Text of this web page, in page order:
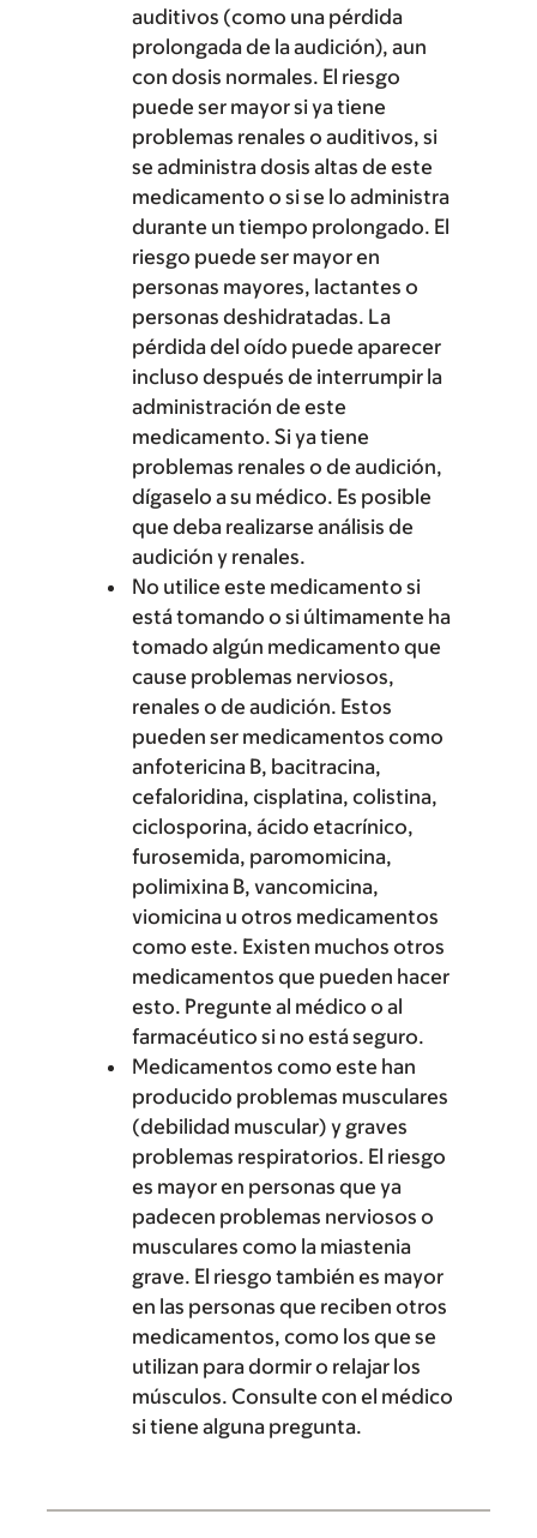
auditivos (como una pérdida
prolongada de la audición), aun
con dosis normales. El riesgo
puede ser mayor si ya tiene
problemas renales o auditivos, si
se administra dosis altas de este
medicamento o si se lo administra
durante un tiempo prolongado. El
riesgo puede ser mayor en
personas mayores, lactantes o
personas deshidratadas. La
pérdida del oído puede aparecer
incluso después de interrumpir la
administración de este
medicamento. Si ya tiene
problemas renales o de audición,
dígaselo a su médico. Es posible
que deba realizarse análisis de
audición y renales.
No utilice este medicamento si
está tomando o si últimamente ha
tomado algún medicamento que
cause problemas nerviosos,
renales o de audición. Estos
pueden ser medicamentos como
anfotericina B, bacitracina,
cefaloridina, cisplatina, colistina,
ciclosporina, ácido etacrínico,
furosemida, paromomicina,
polimixina B, vancomicina,
viomicina u otros medicamentos
como este. Existen muchos otros
medicamentos que pueden hacer
esto. Pregunte al médico o al
farmacéutico si no está seguro.
Medicamentos como este han
producido problemas musculares
(debilidad muscular) y graves
problemas respiratorios. El riesgo
es mayor en personas que ya
padecen problemas nerviosos o
musculares como la miastenia
grave. El riesgo también es mayor
en las personas que reciben otros
medicamentos, como los que se
utilizan para dormir o relajar los
músculos. Consulte con el médico
si tiene alguna pregunta.